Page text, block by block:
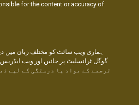
for the content or accuracy of
ہماری ویب سائٹ کو مختلف زبان میں
گوگل ٹرانسلیٹ پر جائیں اور ویب